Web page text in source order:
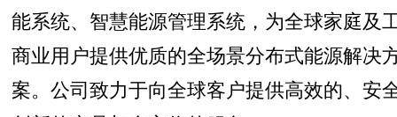
能系统、智慧能源管理系统，为全球家庭及
商业用户提供优质的全场景分布式能源解决
案。公司致力于向全球客户提供高效的、安